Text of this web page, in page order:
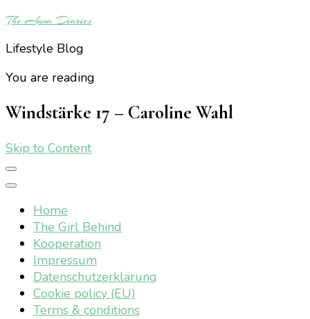
The Anna Diaries
Lifestyle Blog
You are reading
Windstärke 17 – Caroline Wahl
Skip to Content
Home
The Girl Behind
Kooperation
Impressum
Datenschutzerklärung
Cookie policy (EU)
Terms & conditions